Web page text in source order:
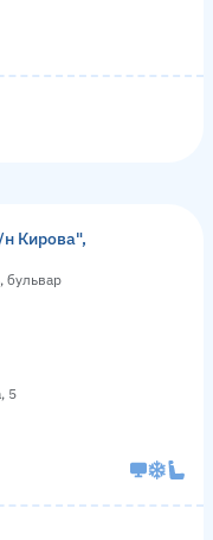
Кирова",
бульвар
5